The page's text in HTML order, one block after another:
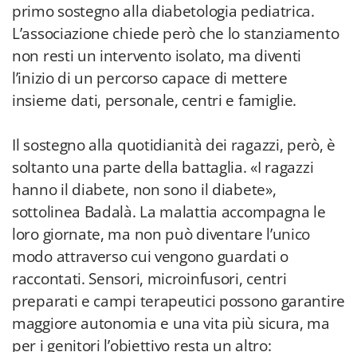
primo sostegno alla diabetologia pediatrica.
L’associazione chiede però che lo stanziamento
non resti un intervento isolato, ma diventi
l’inizio di un percorso capace di mettere
insieme dati, personale, centri e famiglie.
Il sostegno alla quotidianità dei ragazzi, però, è
soltanto una parte della battaglia. «I ragazzi
hanno il diabete, non sono il diabete»,
sottolinea Badalà. La malattia accompagna le
loro giornate, ma non può diventare l’unico
modo attraverso cui vengono guardati o
raccontati. Sensori, microinfusori, centri
preparati e campi terapeutici possono garantire
maggiore autonomia e una vita più sicura, ma
per i genitori l’obiettivo resta un altro: